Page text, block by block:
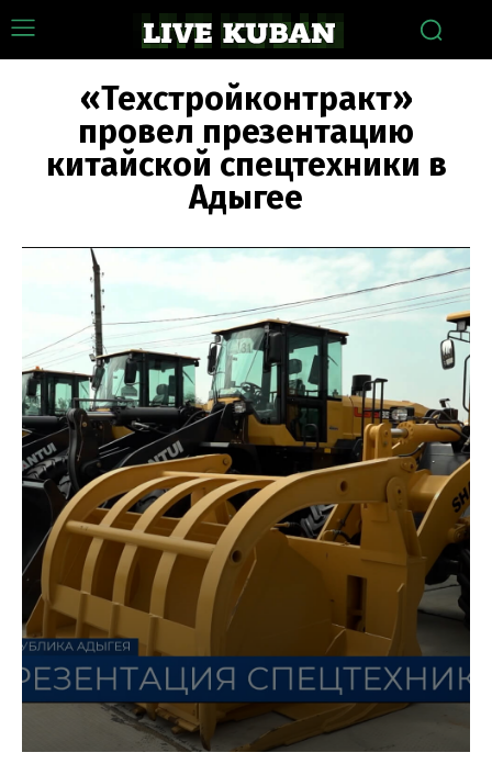
«Техстройконтракт»
провел презентацию
китайской спецтехники в
Адыгее